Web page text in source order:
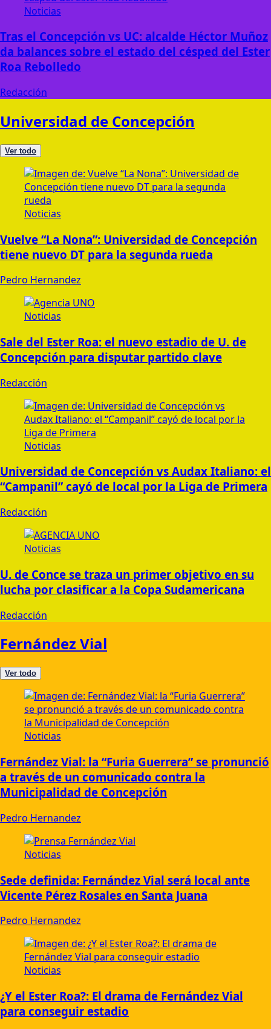
Noticias
Tras el Concepción vs UC: alcalde Héctor Muñoz
da balances sobre el estado del césped del Ester
Roa Rebolledo
Redacción
Universidad de Concepción
Ver todo
Noticias
Vuelve “La Nona”: Universidad de Concepción
tiene nuevo DT para la segunda rueda
Pedro Hernandez
Noticias
Sale del Ester Roa: el nuevo estadio de U. de
Concepción para disputar partido clave
Redacción
Noticias
Universidad de Concepción vs Audax Italiano: el
“Campanil” cayó de local por la Liga de Primera
Redacción
Noticias
U. de Conce se traza un primer objetivo en su
lucha por clasificar a la Copa Sudamericana
Redacción
Fernández Vial
Ver todo
Noticias
Fernández Vial: la “Furia Guerrera” se pronunció
a través de un comunicado contra la
Municipalidad de Concepción
Pedro Hernandez
Noticias
Sede definida: Fernández Vial será local ante
Vicente Pérez Rosales en Santa Juana
Pedro Hernandez
Noticias
¿Y el Ester Roa?: El drama de Fernández Vial
para conseguir estadio